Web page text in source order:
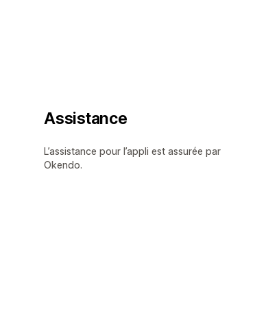
Assistance
L’assistance pour l’appli est assurée par
Okendo.